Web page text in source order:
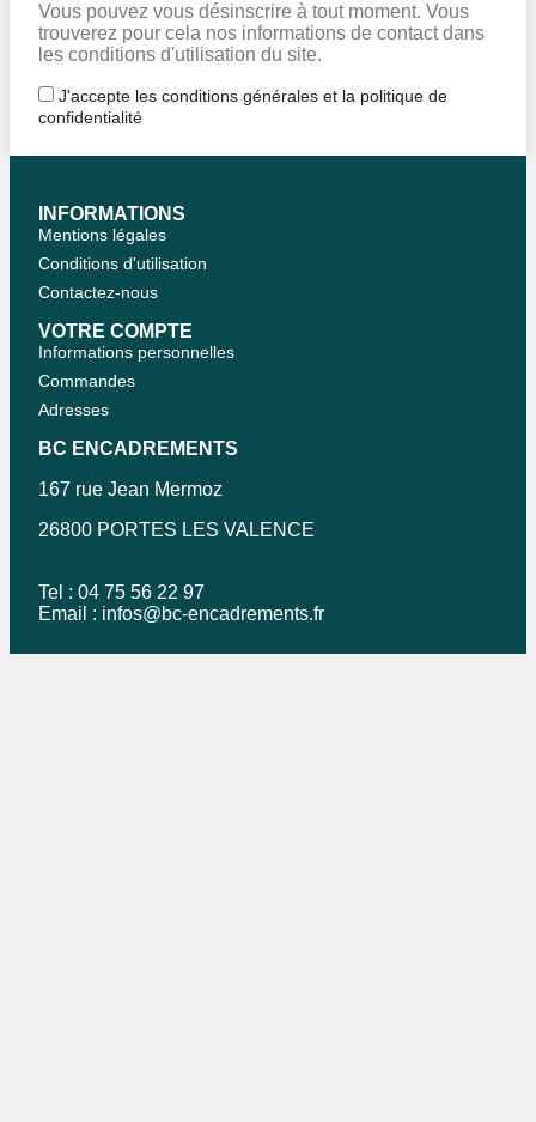
Vous pouvez vous désinscrire à tout moment. Vous
trouverez pour cela nos informations de contact dans
les conditions d'utilisation du site.
J'accepte les conditions générales et la politique de
confidentialité
INFORMATIONS
Mentions légales
Conditions d'utilisation
Contactez-nous
VOTRE COMPTE
Informations personnelles
Commandes
Adresses
BC ENCADREMENTS
167 rue Jean Mermoz
26800 PORTES LES VALENCE
Tel : 04 75 56 22 97
Email : infos@bc-encadrements.fr